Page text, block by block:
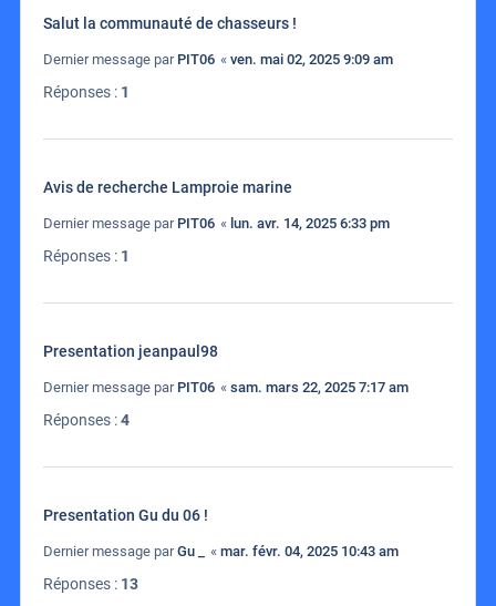
Salut la communauté de chasseurs !
Dernier message par PIT06 « ven. mai 02, 2025 9:09 am
Réponses : 1
Avis de recherche Lamproie marine
Dernier message par PIT06 « lun. avr. 14, 2025 6:33 pm
Réponses : 1
Presentation jeanpaul98
Dernier message par PIT06 « sam. mars 22, 2025 7:17 am
Réponses :4
Presentation Gu du 06 !
Dernier message parGu _ « mar. févr. 04, 2025 10:43 am
Réponses : 13